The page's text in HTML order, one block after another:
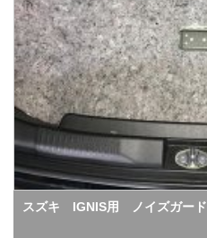
スズキ IGNIS用 ノイズガード